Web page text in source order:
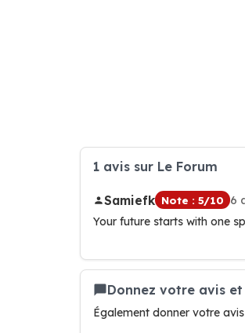
1 avis sur Le Forum
Samiefk Note : 5/10 6
Your future starts with one
Donnez votre avis
Également donner votre